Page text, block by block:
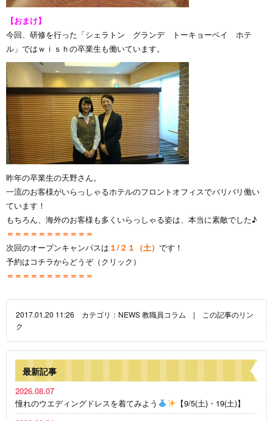
【おまけ】
今回、研修を行った「シェラトン グランデ トーキョーベイ ホテ
ル」ではｗｉｓｈの卒業生も働いています。
昨年の卒業生の天野さん。
一流のお客様がいらっしゃるホテルのフロントオフィスでバリバリ働い
ています！
もちろん、海外のお客様も多くいらっしゃる姿は、本当に素敵でした♪
＝＝＝＝＝＝＝＝＝＝＝
次回のオープンキャンパスは １/２１（土） です！
予約はコチラからどうぞ（クリック）
＝＝＝＝＝＝＝＝＝＝＝
2017.01.20 11:26 カテゴリ： NEWS教職員コラム |
この記事のリン
ク
最新記事
2026.08.07
憧れのウエディングドレスを着てみよう
【9/5(土)・19(土)】